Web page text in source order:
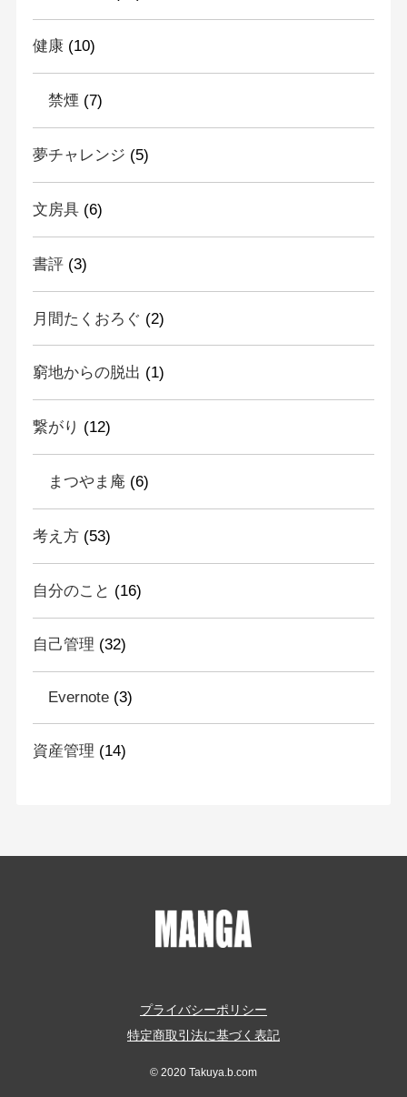
健康(10)
禁煙 (7)
夢チャレンジ (5)
文房具(6)
書評(3)
月間たくおろぐ (2)
窮地からの脱出 (1)
繋がり (12)
まつやま庵 (6)
考え方(53)
自分のこと (16)
自己管理 (32)
Evernote(3)
資産管理 (14)
プライバシーポリシー
特定商取引法に基づく表記
© 2020 Takuya.b.com